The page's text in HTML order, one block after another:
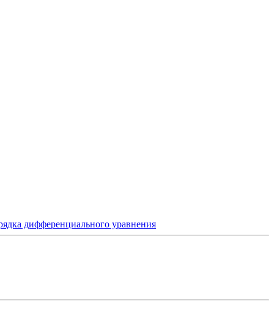
дифференциального уравнения